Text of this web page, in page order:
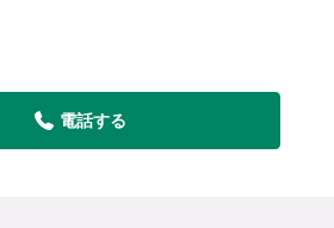
電話する